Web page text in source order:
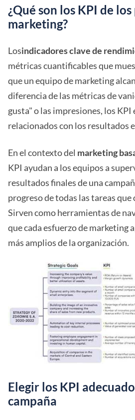
¿Qué son los KPI de
marketing?
Losindicadores clave de
métricas cuantificables que
que un equipo de marketing
diferencia de las métricas de
gusta" o las impresiones, los
relacionados con los resultados
En el contexto del marketing
KPI ayudan a los equipos a
resultados finales de una
progreso de todas las tareas que
Sirven como herramientas de
que cada esfuerzo de marketing
más amplios de la organización.
Elegir los KPI
campaña